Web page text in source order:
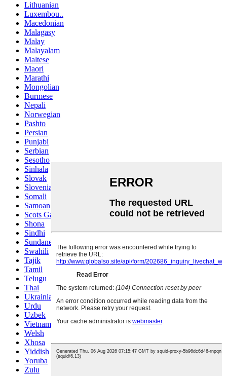
Lithuanian
Luxembou..
Macedonian
Malagasy
Malay
Malayalam
Maltese
Maori
Marathi
Mongolian
Burmese
Nepali
Norwegian
Pashto
Persian
Punjabi
Serbian
Sesotho
Sinhala
Slovak
Slovenian
Somali
Samoan
Scots Gaelic
Shona
Sindhi
Sundanese
Swahili
Tajik
Tamil
Telugu
Thai
Ukrainian
Urdu
Uzbek
Vietnamese
Welsh
Xhosa
Yiddish
Yoruba
Zulu